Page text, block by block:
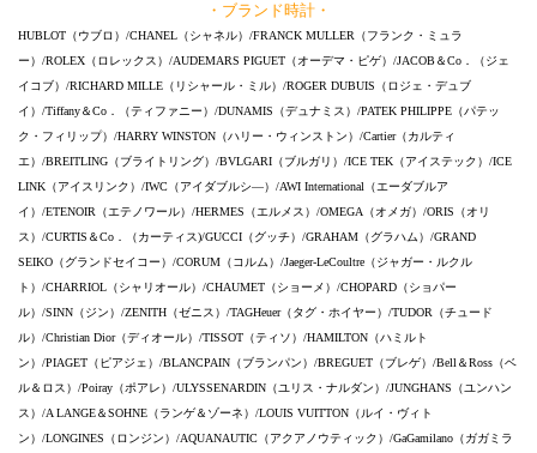
・ブランド時計・
HUBLOT（ウブロ）/CHANEL（シャネル）/FRANCK MULLER（フランク・ミュラ
ー）/ROLEX（ロレックス）/AUDEMARS PIGUET（オーデマ・ピゲ）/JACOB＆Co．（ジェ
イコブ）/RICHARD MILLE（リシャール・ミル）/ROGER DUBUIS（ロジェ・デュブ
イ）/Tiffany＆Co．（ティファニー）/DUNAMIS（デュナミス）/PATEK PHILIPPE（パテッ
ク・フィリップ）/HARRY WINSTON（ハリー・ウィンストン）/Cartier（カルティ
エ）/BREITLING（ブライトリング）/BVLGARI（ブルガリ）/ICE TEK（アイステック）/ICE
LINK（アイスリンク）/IWC（アイダブルシ―）/AWI International（エーダブルア
イ）/ETENOIR（エテノワール）/HERMES（エルメス）/OMEGA（オメガ）/ORIS（オリ
ス）/CURTIS＆Co．（カーティス)/GUCCI（グッチ）/GRAHAM（グラハム）/GRAND
SEIKO（グランドセイコー）/CORUM（コルム）/Jaeger-LeCoultre（ジャガー・ルクル
ト）/CHARRIOL（シャリオール）/CHAUMET（ショーメ）/CHOPARD（ショパー
ル）/SINN（ジン）/ZENITH（ゼニス）/TAGHeuer（タグ・ホイヤー）/TUDOR（チュード
ル）/Christian Dior（ディオール）/TISSOT（ティソ）/HAMILTON（ハミルト
ン）/PIAGET（ピアジェ）/BLANCPAIN（ブランパン）/BREGUET（ブレゲ）/Bell＆Ross（ベ
ル＆ロス）/Poiray（ポアレ）/ULYSSENARDIN（ユリス・ナルダン）/JUNGHANS（ユンハン
ス）/A LANGE＆SOHNE（ランゲ＆ゾーネ）/LOUIS VUITTON（ルイ・ヴィト
ン）/LONGINES（ロンジン）/AQUANAUTIC（アクアノウティック）/GaGamilano（ガガミラ